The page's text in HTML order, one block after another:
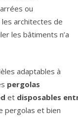
ou
les architectes de
les bâtiments n’a
adaptables à
pergolas
et disposables
pergolas et bien